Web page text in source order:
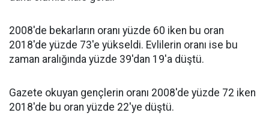
2008'de bekarların oranı yüzde 60 iken bu oran
2018'de yüzde 73'e yükseldi. Evlilerin oranı ise bu
zaman aralığında yüzde 39'dan 19'a düştü.
Gazete okuyan gençlerin oranı 2008'de yüzde 72 iken
2018'de bu oran yüzde 22'ye düştü.